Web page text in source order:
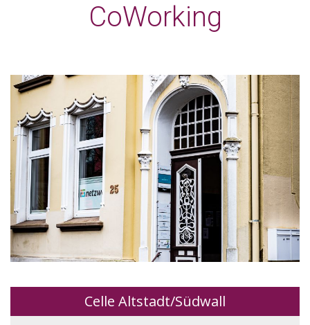
CoWorking
Celle Altstadt/Südwall